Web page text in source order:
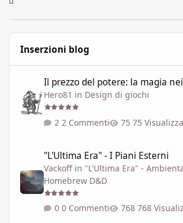
Inserzioni blog
Il prezzo del potere: la magia
Hero81 in Design di giochi
2 Commenti 75
"L'Ultima Era" - I Piani Esterni
Vackoff in "L'Ultima Era" -
Homebrew D&D
0 Commenti 768